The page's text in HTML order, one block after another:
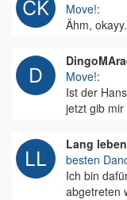
Move!:
Ähm, okayy.
Move!:
Ist der
jetzt gib
Lang
besten
Ich bin
abgetreten